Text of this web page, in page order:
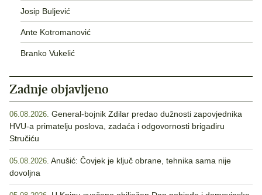
Josip Buljević
Ante Kotromanović
Branko Vukelić
Zadnje objavljeno
06.08.2026. General-bojnik Zdilar predao dužnosti zapovjednika
HVU-a primatelju poslova, zadaća i odgovornosti brigadiru
Stručiću
05.08.2026. Anušić: Čovjek je ključ obrane, tehnika sama nije
dovoljna